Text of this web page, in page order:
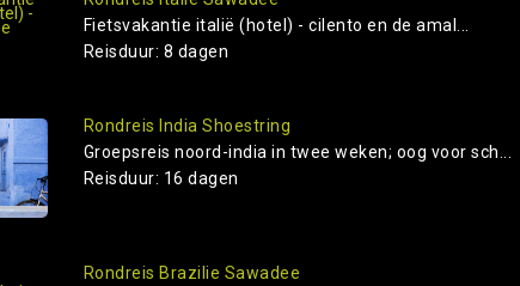
Fietsvakantie italië (hotel) - cilento en de amal...
Reisduur: 8 dagen
Rondreis India Shoestring
Groepsreis noord-india in twee weken; oog voor sch...
Reisduur: 16 dagen
Rondreis Brazilie Sawadee